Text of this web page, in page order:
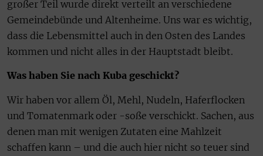
großer Teil wurde direkt verteilt an verschiedene
Gemeindebünde und Altenheime. Uns war es wichtig,
dass die Lebensmittel auch in den Osten des Landes
kommen und nicht alles in der Hauptstadt bleibt.
Was haben Sie nach Kuba geschickt?
Wir haben vor allem Öl, Mehl, Nudeln, Haferflocken
und Tomatenmark oder -soße verschickt. Sachen, aus
denen man mit wenigen Zutaten eine Mahlzeit
schaffen kann – und die auch hier nicht so teuer sind